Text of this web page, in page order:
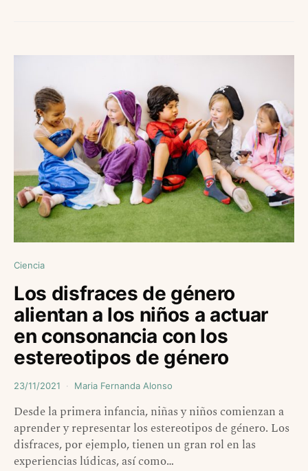
Ciencia
Los disfraces de género
alientan a los niños a actuar
en consonancia con los
estereotipos de género
23/11/2021 Maria Fernanda Alonso
Desde la primera infancia, niñas y niños comienzan a
aprender y representar los estereotipos de género. Los
disfraces, por ejemplo, tienen un gran rol en las
experiencias lúdicas, así como…